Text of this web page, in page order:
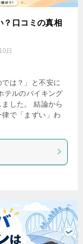
？口コミの真相
日
では？」と不安に
テルのバイキング
した。 結論から
で「まずい」わ